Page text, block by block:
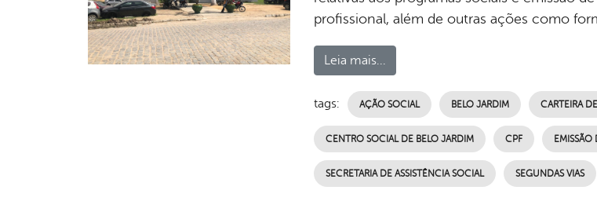
profissional, além de outras ações como
Leia mais...
tags: AÇÃO SOCIAL BELO JARDIM CARTEIRA
CENTRO SOCIAL DE BELO JARDIM CPF EMISSÃO
SECRETARIA DE ASSISTÊNCIA SOCIAL SEGUNDAS VIAS